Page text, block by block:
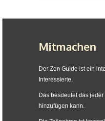
Mitmachen
Der Zen Guide ist ein
Interessierte.
Das besdeutet das
hinzufügen kann.